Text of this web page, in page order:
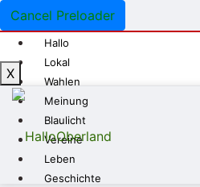
Cancel Preloader
Hallo
Lokal
Wahlen
Meinung
Blaulicht
Vereine
Leben
Geschichte
X